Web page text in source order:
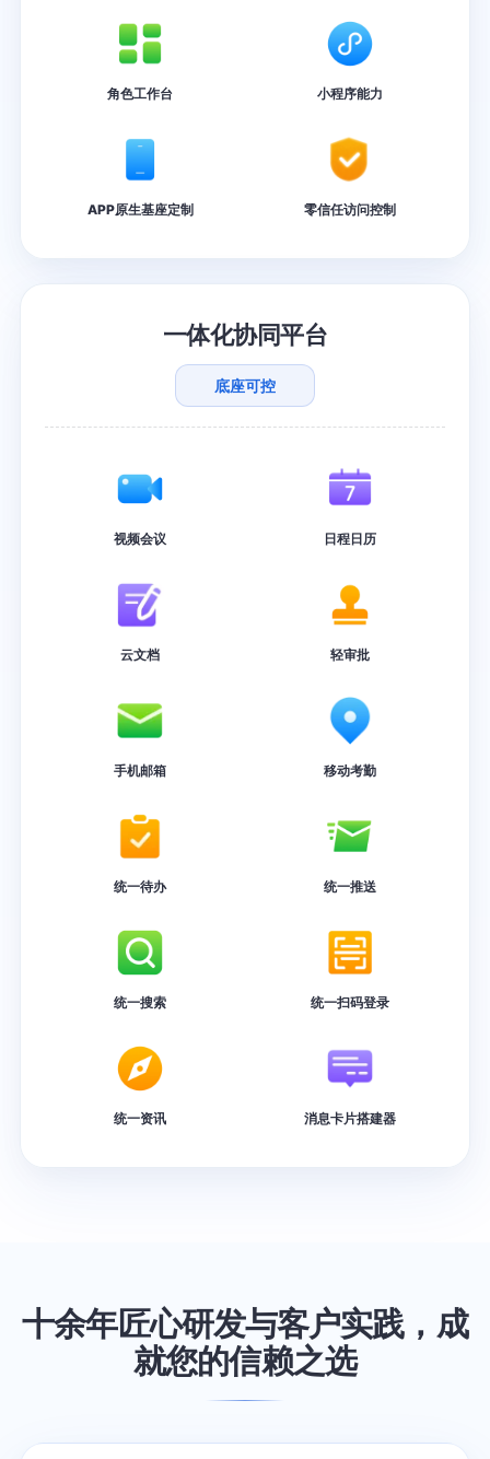
角色工作台
APP原生基座定制
小程序能力
零信任访问控制
一体化协同平台
底座可控
视频会议
云文档
手机邮箱
日程日历
轻审批
移动考勤
统一待办
统一搜索
统一资讯
统一推送
统一扫码登录
消息卡片搭建器
十余年匠心研发与客户实践，成
就您的信赖之选